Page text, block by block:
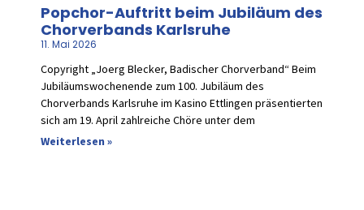
Popchor-Auftritt beim Jubiläum des
Chorverbands Karlsruhe
11. Mai 2026
Copyright „Joerg Blecker, Badischer Chorverband“ Beim
Jubiläumswochenende zum 100. Jubiläum des
Chorverbands Karlsruhe im Kasino Ettlingen präsentierten
sich am 19. April zahlreiche Chöre unter dem
Weiterlesen »